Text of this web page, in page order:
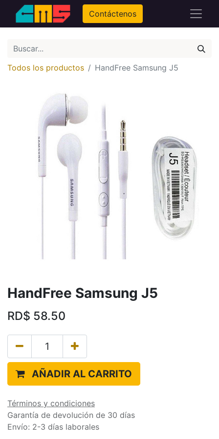
Contáctenos
Todos los productos HandFree Samsung J5
HandFree Samsung J5
RD$ 58.50
AÑADIR AL CARRITO
Términos y condiciones
Garantía de devolución de 30 días
Envío: 2-3 días laborales